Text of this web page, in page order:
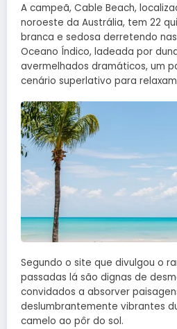
A campeã, Cable Beach,
noroeste da Austrália, tem 22
branca e sedosa derretendo
Oceano Índico, ladeada por
avermelhados dramáticos, um
cenário superlativo para
Segundo o site que divulgou o
passadas lá são dignas de
convidados a absorver
deslumbrantemente vibrantes
camelo ao pôr do sol.